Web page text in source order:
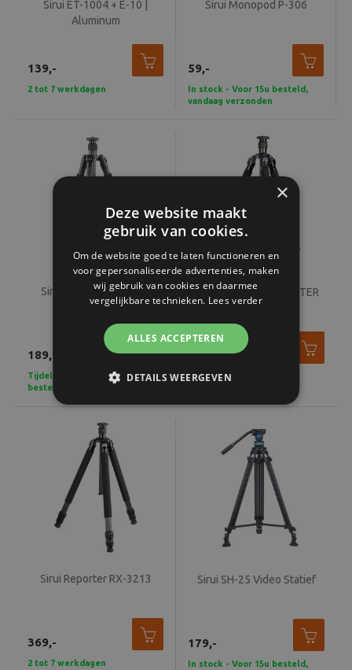
Sirui ET-1004 + E-10 |
Aluminum
139,-
2 tot 7 werkdagen
Sirui Monopod P-306
59,-
In stock - Voor 15u besteld,
vandaag verzonden
Sirui Traveler T-1204X
189,95
Tijdelijk uitverkocht, maar wel
bestelbaar!
SIRUI RX-2214 REPORTER
295,-
2 tot 7 werkdagen
Sirui Reporter RX-3213
369,-
2 tot 7 werkdagen
Sirui SH-25 Video Statief
179,-
In stock - Voor 15u besteld,
×
Deze website maakt
gebruik van cookies.
Om de website goed te laten functioneren en
voor gepersonaliseerde advertenties, maken
wij gebruik van cookies en daarmee
vergelijkbare technieken. Lees verder
ALLES ACCEPTEREN
DETAILS WEERGEVEN